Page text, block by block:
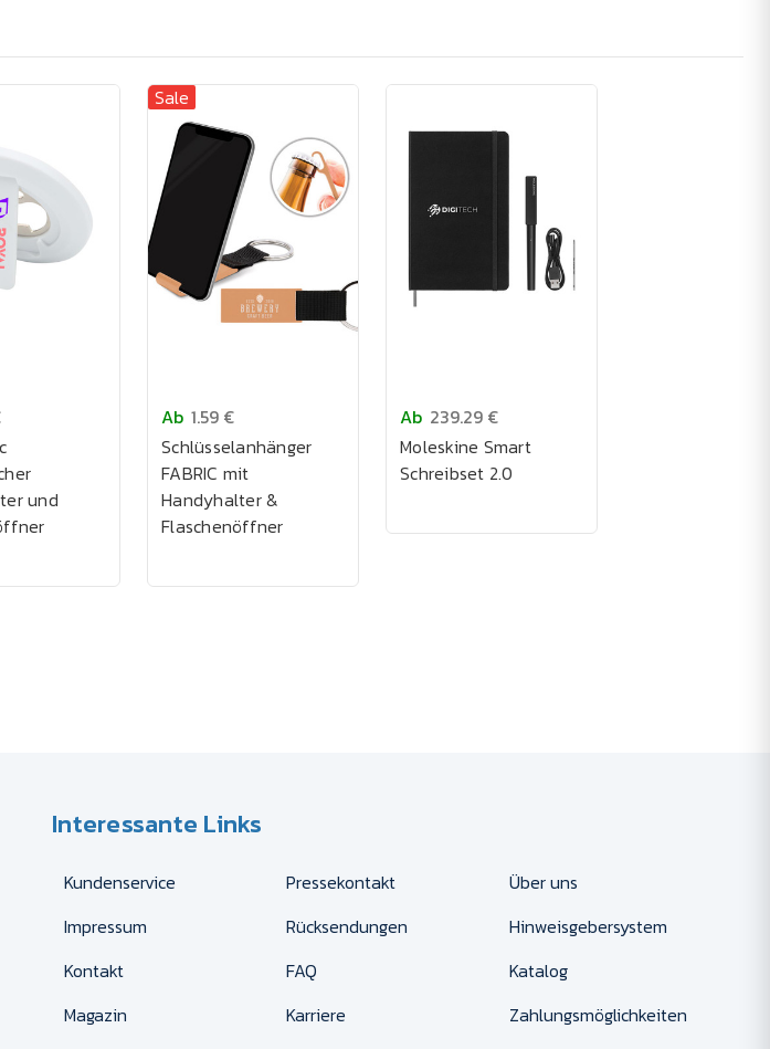
und
Sale
Ab 1.59 €
Schlüsselanhänger
FABRIC mit
Handyhalter &
Flaschenöffner
Ab 239.29 €
Moleskine Smart
Schreibset 2.0
Interessante Links
Kundenservice Pressekontakt
Über uns
Impressum
Rücksendungen
Hinweisgebersystem
Kontakt
FAQ
Katalog
Magazin
Karriere
Zahlungsmöglichkeiten